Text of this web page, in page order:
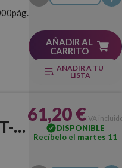
AÑADIR AL
CARRITO
AÑADIR A TU
LISTA
61,20 €IVA
DISPONIBLE
Recíbelo el martes 11